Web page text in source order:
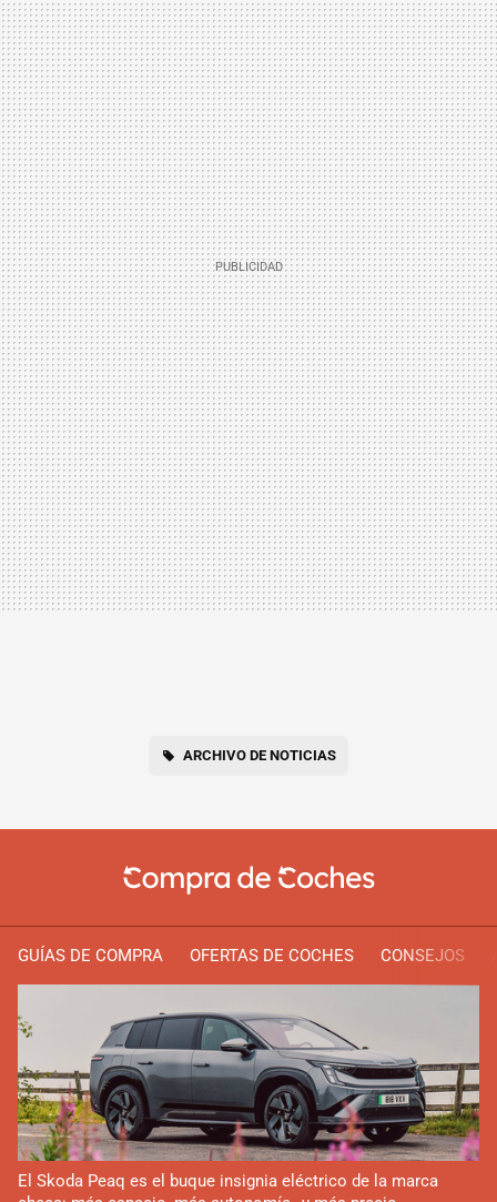
ARCHIVO DE NOTICIAS
GUÍAS DE COMPRA OFERTAS DE COCHES CONSEJOS
El Skoda Peaq es el buque insignia eléctrico de la marca